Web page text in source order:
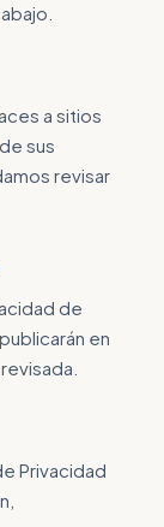
a sitios
sus
revisar
de
en
Privacidad